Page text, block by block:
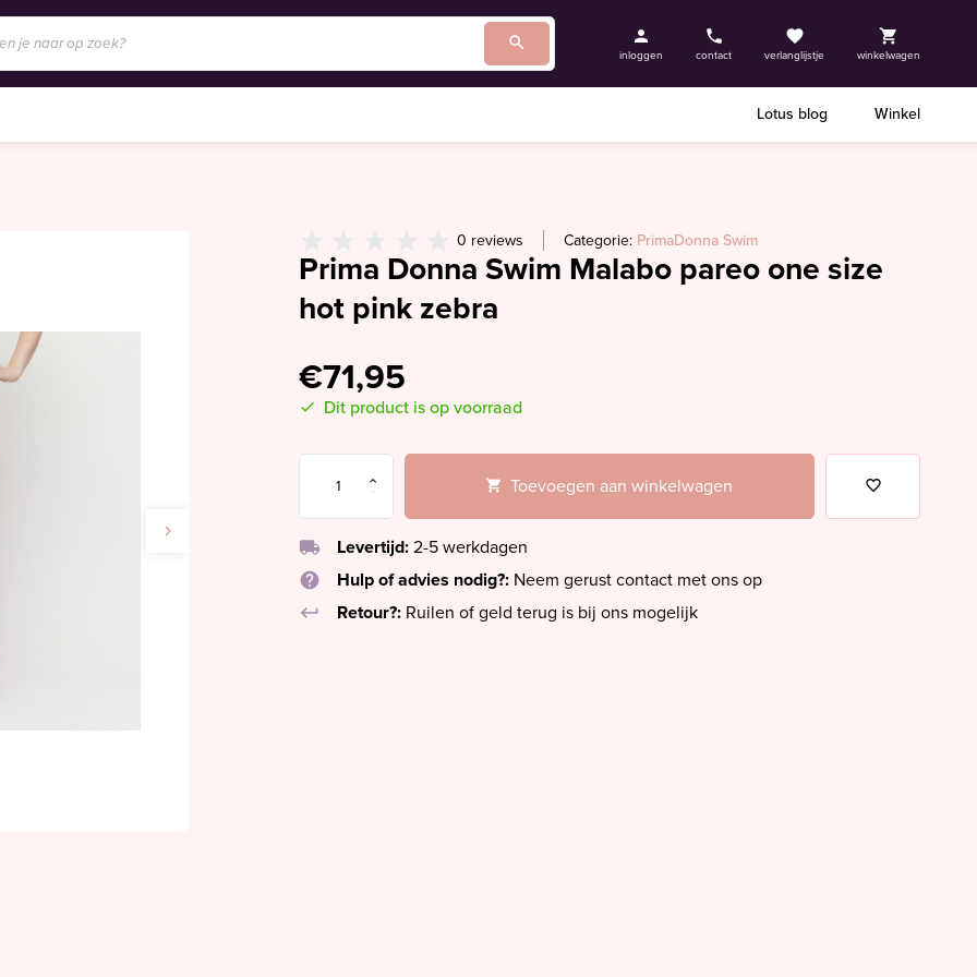
inloggen contact verlanglijstje winkelwagen
Lotus blog Winkel
0 reviews Categorie: PrimaDonna Swim
Prima Donna Swim Malabo pareo one size
hot pink zebra
€71,95
Dit product is op voorraad
Toevoegen aan winkelwagen
local_shipping Levertijd: 2-5 werkdagen
help
Hulp of advies nodig?: Neem gerust contact met ons op
keyboard_return
Retour?: Ruilen of geld terug is bij ons mogelijk